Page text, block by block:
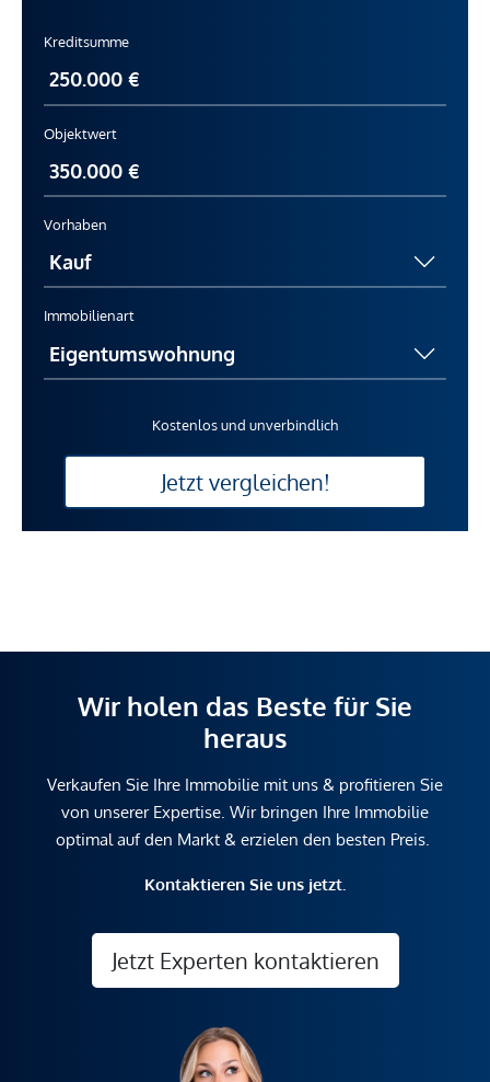
Kreditsumme
Objektwert
Vorhaben
Immobilienart
Kostenlos und unverbindlich
Jetzt vergleichen!
Wir holen das Beste für Sie
heraus
Verkaufen Sie Ihre Immobilie mit uns & profitieren Sie
von unserer Expertise. Wir bringen Ihre Immobilie
optimal auf den Markt & erzielen den besten Preis.
Kontaktieren Sie uns jetzt.
Jetzt Experten kontaktieren